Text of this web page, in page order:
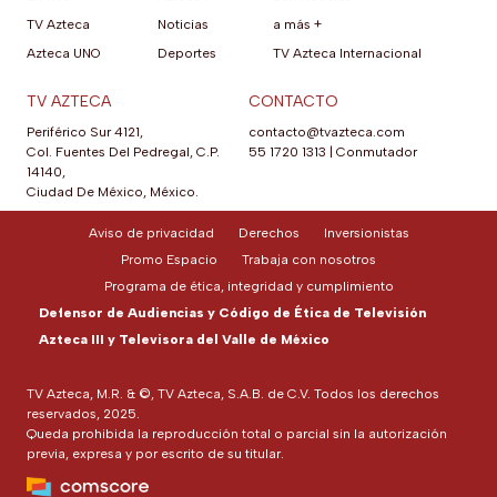
TV Azteca
Azteca UNO
Noticias
Deportes
a más +
TV Azteca Internacional
TV AZTECA
Periférico Sur 4121,
Col. Fuentes Del Pedregal, C.P.
14140,
Ciudad De México, México.
CONTACTO
contacto@tvazteca.com
55 1720 1313
Conmutador
TV Azteca, M.R. & ©, TV Azteca, S.A.B. de C.V. Todos los derechos
reservados, 2025.
Queda prohibida la reproducción total o parcial sin la autorización
previa, expresa y por escrito de su titular.
Aviso de privacidad Derechos
Inversionistas
Promo Espacio
Trabaja con nosotros
Programa de ética, integridad y cumplimiento
Defensor de Audiencias y Código de Ética de Televisión
Azteca III y Televisora del Valle de México